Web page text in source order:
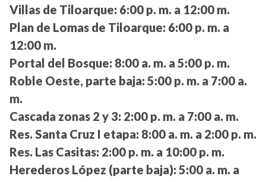
Villas de Tiloarque: 6:00 p. m. a 12:00 m.
Plan de Lomas de Tiloarque: 6:00 p. m. a
12:00 m.
Portal del Bosque: 8:00 a. m. a 5:00 p. m.
Roble Oeste, parte baja: 5:00 p. m. a 7:00 a.
m.
Cascada zonas 2 y 3: 2:00 p. m. a 7:00 a. m.
Res. Santa Cruz I etapa: 8:00 a. m. a 2:00 p. m.
Res. Las Casitas: 2:00 p. m. a 10:00 p. m.
Herederos López (parte baja): 5:00 a. m. a